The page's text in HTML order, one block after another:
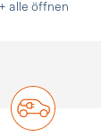
+ alle öffnen